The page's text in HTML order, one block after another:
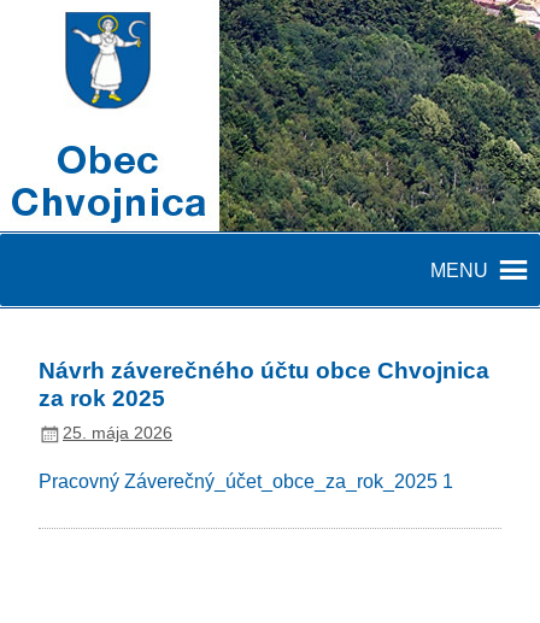
MENU
Návrh záverečného účtu obce Chvojnica
za rok 2025
25. mája 2026
Pracovný Záverečný_účet_obce_za_rok_2025 1